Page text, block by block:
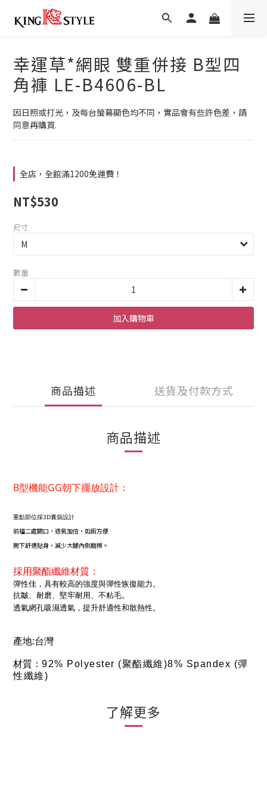
幸運草*網眼 雙重併接 B型四
角褲 LE-B4606-BL
因日照或打光，及每台螢幕顯色均不同，實品會有些許色差，請
同意再購買.
全店，全館滿1200免運費！
NT$530
尺寸
數量
加入購物車
商品描述 送貨及付款方式
商品描述
B型機能GG朝下擺放設計：
重點部位採3D囊袋設計
前檔二處開口，透氣加倍，如廁方便
胯下舒適貼身，減少大腿內側磨擦。
採用聚酯纖維材質：
彈性佳，具有較高的強度與彈性恢復能力。
抗皺、耐磨、堅牢耐用、不粘毛。
透氣網孔吸濕透氣，提升舒適性和散熱性。
產地:台灣
材質： 92% Polyester (聚酯纖維)8% Spandex (彈
性纖維)
了解更多